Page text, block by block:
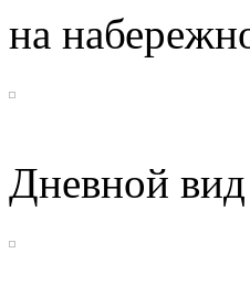
на
Дневной